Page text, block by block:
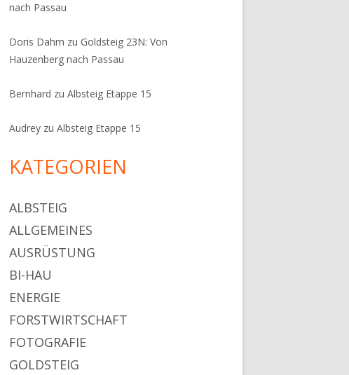
nach Passau
Doris Dahm zu Goldsteig 23N: Von
Hauzenberg nach Passau
Bernhard zuAlbsteig Etappe 15
Audrey zuAlbsteig Etappe 15
KATEGORIEN
ALBSTEIG
ALLGEMEINES
AUSRÜSTUNG
BI-HAU
ENERGIE
FORSTWIRTSCHAFT
FOTOGRAFIE
GOLDSTEIG